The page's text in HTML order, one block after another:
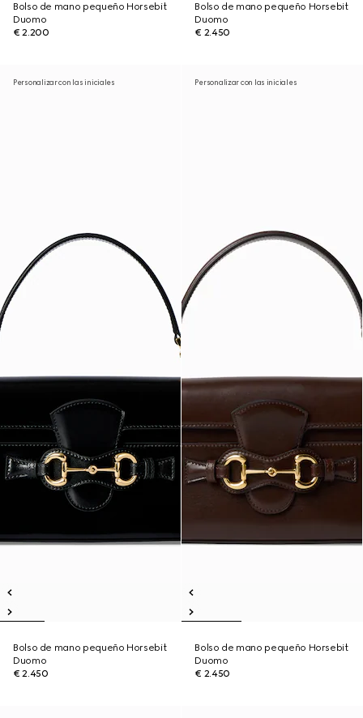
Bolso de mano pequeño Horsebit
Duomo
€ 2.200
Bolso de mano pequeño Horsebit
Duomo
€ 2.450
Personalizar con las iniciales
Bolso de mano pequeño Horsebit
Duomo
€ 2.450
Personalizar con las iniciales
Bolso de mano pequeño Horsebit
Duomo
€ 2.450